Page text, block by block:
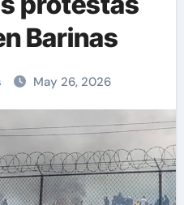
Barinas
May 26, 2026